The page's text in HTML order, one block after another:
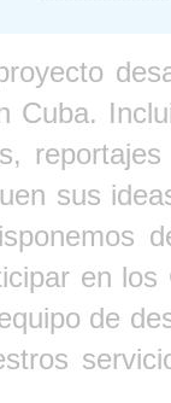
Cuba.
sus
en
de